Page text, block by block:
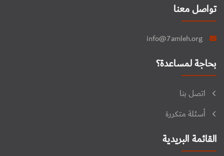
تواصل معنا
info@7amleh.org
بحاجة لمساعدة؟
اتصل بنا
أسئلة متكررة
القائمة البريدية